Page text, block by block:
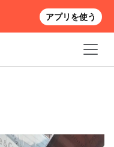
アプリを使う